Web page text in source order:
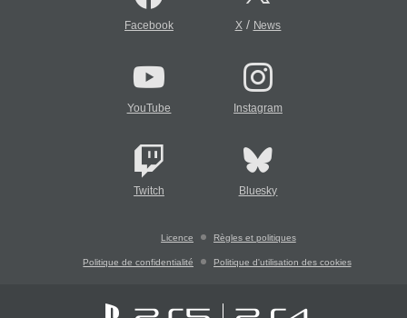
Facebook X/ News
YouTube Instagram
Twitch Bluesky
Licence Règles et politiques
Politique de confidentialité Politique d'utilisation des cookies